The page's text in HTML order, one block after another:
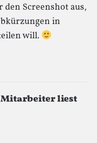
Screenshot aus,
in
will.
Mitarbeiter liest